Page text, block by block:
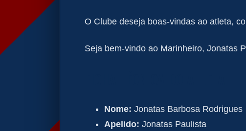
O Clube deseja boas-vindas ao atleta,
Seja bem-vindo ao Marinheiro, Jonatas
Nome: Jonatas Barbosa Rodrigues
Apelido: Jonatas Paulista